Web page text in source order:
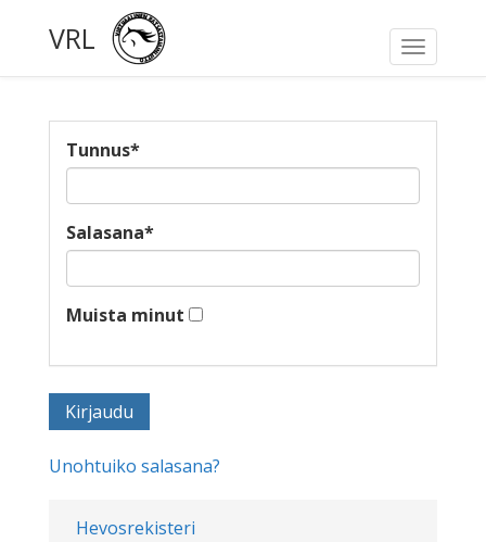
Toggle
VRL
Hevosrekisteri
Tunnus*
Salasana*
Muista minut
Unohtuiko salasana?